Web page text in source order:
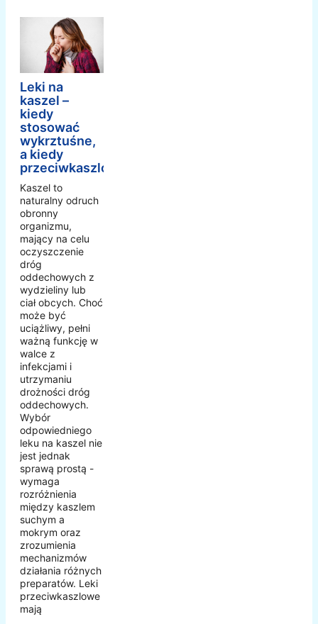
Leki na
kaszel –
kiedy
stosować
wykrztuśne,
a kiedy
przeciwkaszlowe?
Kaszel to
naturalny odruch
obronny
organizmu,
mający na celu
oczyszczenie
dróg
oddechowych z
wydzieliny lub
ciał obcych. Choć
może być
uciążliwy, pełni
ważną funkcję w
walce z
infekcjami i
utrzymaniu
drożności dróg
oddechowych.
Wybór
odpowiedniego
leku na kaszel nie
jest jednak
sprawą prostą -
wymaga
rozróżnienia
między kaszlem
suchym a
mokrym oraz
zrozumienia
mechanizmów
działania różnych
preparatów. Leki
przeciwkaszlowe
mają